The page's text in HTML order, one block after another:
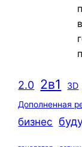
2.0 2в1 3D
Дополненная
бизнес